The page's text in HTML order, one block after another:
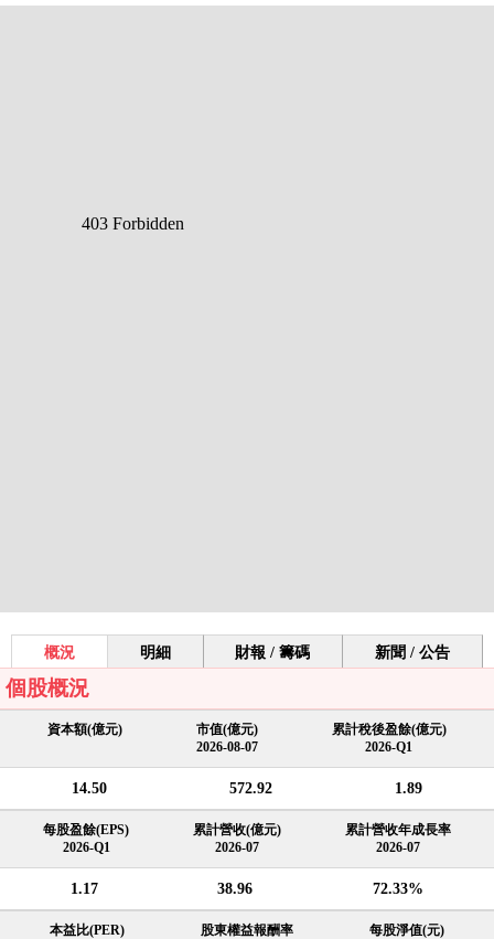
概況 明細 財報 / 籌碼 新聞 / 公告
個股概況
資本額(億元)
市值(億元)
2026-08-07
累計稅後盈餘(億元)
2026-Q1
14.50 572.92 1.89
每股盈餘(EPS)
2026-Q1
累計營收(億元)
2026-07
累計營收年成長率
2026-07
1.17 38.96 72.33%
本益比(PER)
股東權益報酬率
每股淨值(元)